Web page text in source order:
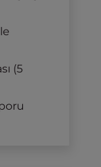
(5